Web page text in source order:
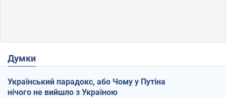
Думки
Український парадокс, або Чому у Путіна
нічого не вийшло з Україною